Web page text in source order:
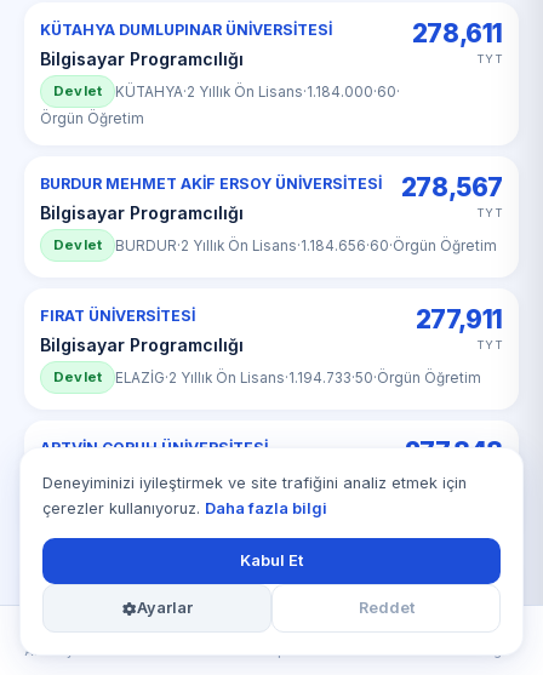
KÜTAHYA DUMLUPINAR ÜNİVERSİTESİ
Bilgisayar Programcılığı
278,611
TYT
Devlet KÜTAHYA·2 Yıllık Ön Lisans·1.184.000·60·
Örgün Öğretim
BURDUR MEHMET AKİF ERSOY ÜNİVERSİTESİ
Bilgisayar Programcılığı
278,567
TYT
Devlet BURDUR·2 Yıllık Ön Lisans·1.184.656·60·Örgün Öğretim
FIRAT ÜNİVERSİTESİ
Bilgisayar Programcılığı
277,911
TYT
Devlet ELAZİG·2 Yıllık Ön Lisans·1.194.733·50·Örgün Öğretim
ARTVİN ÇORUH ÜNİVERSİTESİ
Bilgisayar Programcılığı
277,848
Devlet ARTVİN·2 Yıllık Ön Lisans 1.195.705
GİRESUN ÜNİVERSİTESİ
Bilgisayar Programcılığı
277,834
Ana Sayfa
Deneyiminizi iyileştirmek ve site trafiğini analiz etmek için
çerezler kullanıyoruz. Daha fazla bilgi
Kabul Et
Ayarlar Reddet